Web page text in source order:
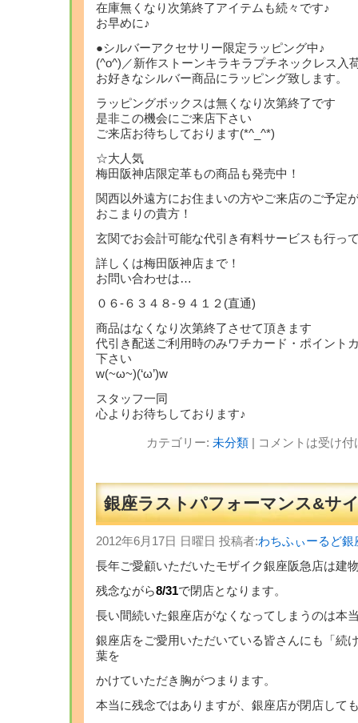
在庫無くなり次第終了アイテムも続々です♪
お早めに♪
●シルバーアクセサリー限定ラッピング中♪
(^o^)／新作ストーンキラキラプチネックレス入
お好きなシルバー商品にラッピング致します。
ラッピングボックスは無くなり次第終了です
是非この機会にご来店下さい
ご来店お待ちしております(*^_^*)
☆大人気
梅田阪神店限定革もの商品も発売中！
関西以外遠方にお住まいの方やご来店のご予定
おこまりの貴方！
玄関でお会計可能な代引き有料サービスも行っ
詳しくは梅田阪神店まで！
お問い合わせは…
０６-６３４８-９４１２(直通)
商品はなくなり次第終了させて頂きます
代引き配送ご利用時のみワチカード・ポイント
下さい
w(~ω~)(‘ω’)w
スタッフ一同
心よりお待ちしております♪
カテゴリー: 未分類| コメントは受け
銀座ラストパフォーマンス&サ
2012年6月17日 日曜日 投稿者:わちふぃーるど銀
長年ご愛顧いただいたモザイク銀座阪急店は建
残念ながら8/31で閉店となります。
長い間続いた銀座店がなくなってしまうのは本
銀座店をご愛用いただいている皆さんにも「続
葉を
かけていただき胸がつまります。
本当に残念ではありますが、銀座店が閉店して